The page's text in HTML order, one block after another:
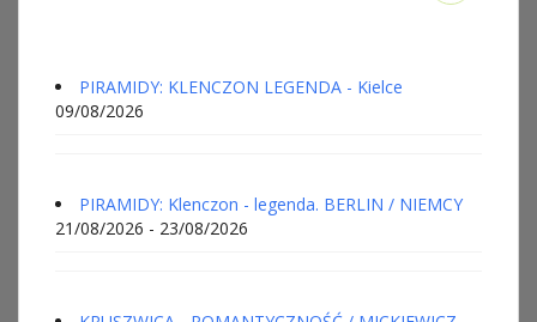
PIRAMIDY: KLENCZON LEGENDA - Kielce
09/08/2026
PIRAMIDY: Klenczon - legenda. BERLIN / NIEMCY
21/08/2026 - 23/08/2026